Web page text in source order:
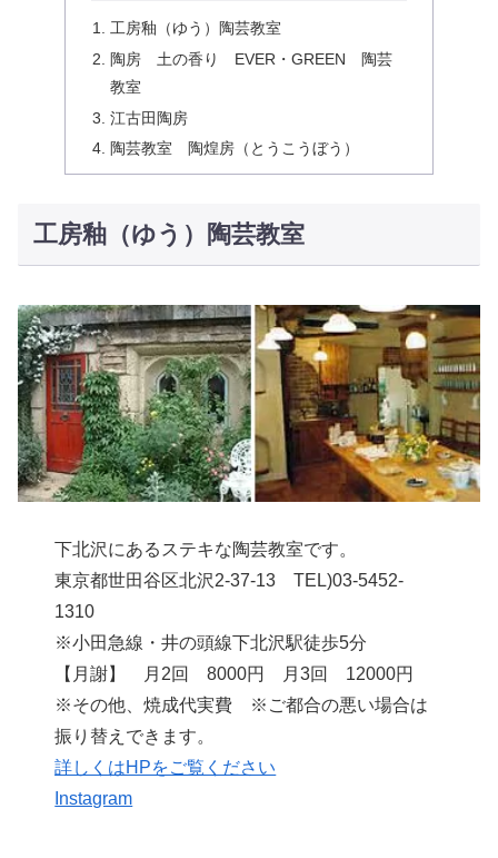
工房釉（ゆう）陶芸教室
陶房 土の香り EVER・GREEN 陶芸
教室
江古田陶房
陶芸教室 陶煌房（とうこうぼう）
工房釉（ゆう）陶芸教室
下北沢にあるステキな陶芸教室です。
東京都世田谷区北沢2-37-13 TEL)03-5452-
1310
※小田急線・井の頭線下北沢駅徒歩5分
【月謝】 月2回 8000円 月3回 12000円
※その他、焼成代実費 ※ご都合の悪い場合は
振り替えできます。
詳しくはHPをご覧ください
Instagram